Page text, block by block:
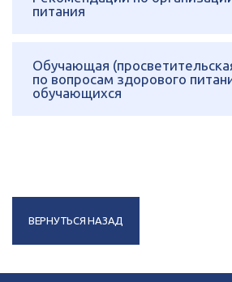
питания
Обучающая
по вопросам здорового
обучающихся
ВЕРНУТЬСЯ НАЗАД